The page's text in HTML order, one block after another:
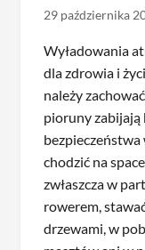
29 października
Wyładowania
dla zdrowia i
należy
pioruny zabijają
bezpieczeństwa
chodzić na
zwłaszcza w
rowerem,
drzewami, w